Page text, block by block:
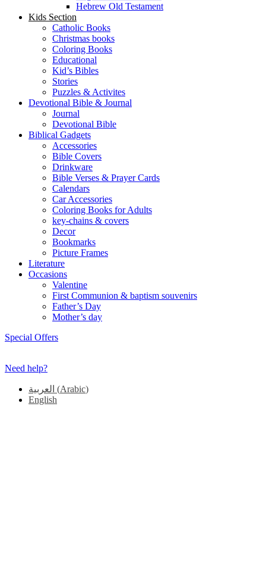
Hebrew Old Testament
Kids Section
Catholic Books
Christmas books
Coloring Books
Educational
Kid’s Bibles
Stories
Puzzles & Activites
Devotional Bible & Journal
Journal
Devotional Bible
Biblical Gadgets
Accessories
Bible Covers
Drinkware
Bible Verses & Prayer Cards
Calendars
Car Accessories
Coloring Books for Adults
key-chains & covers
Decor
Bookmarks
Picture Frames
Literature
Occasions
Valentine
First Communion & baptism souvenirs
Father’s Day
Mother’s day
Special Offers
Need help?
العربية (Arabic)
English